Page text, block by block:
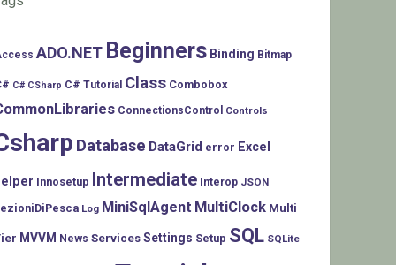
ADO.NET Beginners Binding Bitmap
C# CSharp C# Tutorial Class Combobox
ConnectionsControl Controls
Database DataGrid error Excel
Innosetup Intermediate Interop JSON
Log MiniSqlAgent MultiClock Multi
MVVM News Services Settings Setup SQL SQLite